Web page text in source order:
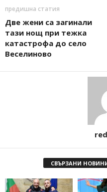
предишна статия
Две жени са загинали
тази нощ при тежка
катастрофа до село
Веселиново
СВЪРЗАНИ